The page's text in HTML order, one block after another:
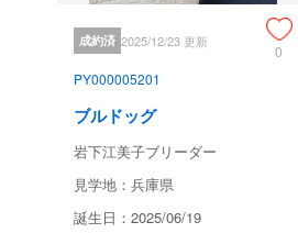
成約済 2025/12/23 更新
0
PY000005201
ブルドッグ
岩下江美子ブリーダー
見学地：兵庫県
誕生日：2025/06/19